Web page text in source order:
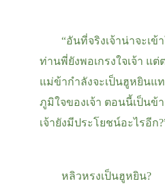
“อันที่จริงเจ้าน่าจะเข้
ท่านพี่ยังพอเกรงใจเจ้า แ
แม่ข้ากำลังจะเป็นฮูหยิน
ภูมิใจของเจ้า ตอนนี้เป็นข้
เจ้ายังมีประโยชน์อะไรอีก
หลิวหรงเป็นฮูหยิน?